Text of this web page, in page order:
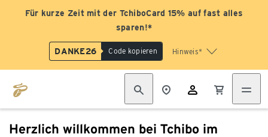
Für kurze Zeit mit der TchiboCard 15% auf fast alles
sparen!*
DANKE26 Code kopieren Hinweis*
Herzlich willkommen bei Tchibo im